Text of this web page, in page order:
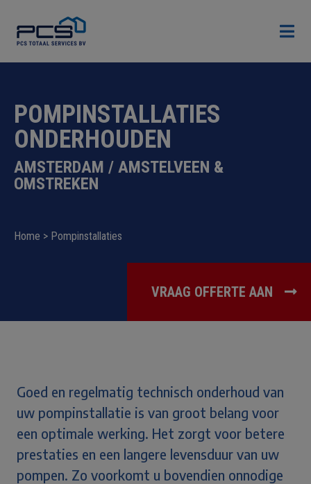

POMPINSTALLATIES
ONDERHOUDEN
AMSTERDAM / AMSTELVEEN &
OMSTREKEN
Home > Pompinstallaties
VRAAG OFFERTE AAN
Goed en regelmatig technisch onderhoud van
uw pompinstallatie is van groot belang voor
een optimale werking. Het zorgt voor betere
prestaties en een langere levensduur van uw
pompen. Zo voorkomt u bovendien onnodige